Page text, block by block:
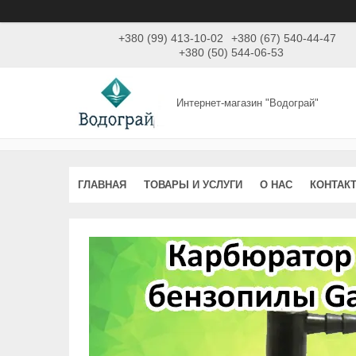
+380 (99) 413-10-02
+380 (67) 540-44-47
+380 (50) 544-06-53
Интернет-магазин "Водограй"
ГЛАВНАЯ ТОВАРЫ И УСЛУГИ О НАС